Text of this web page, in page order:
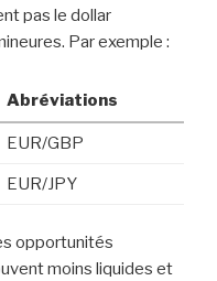
pas le dollar
Par exemple :
Abréviations
EUR/GBP
EUR/JPY
opportunités
moins liquides et